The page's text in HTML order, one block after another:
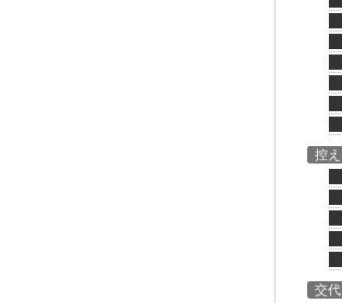
控え
交代